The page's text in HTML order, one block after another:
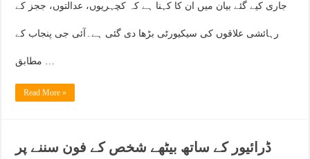
جاری کیے گئے بیان میں ان کا کہنا ہے کہ کچہریوں، عدالتوں، ججز کے
رہائشی علاقوں کی سیکیورٹی بڑھا دی گئی ہے۔آئی جی پنجاب کے
مطابق …
Read More »
ڈرائیور کے ساتھ بیٹھے شخص کے فون سننے پر